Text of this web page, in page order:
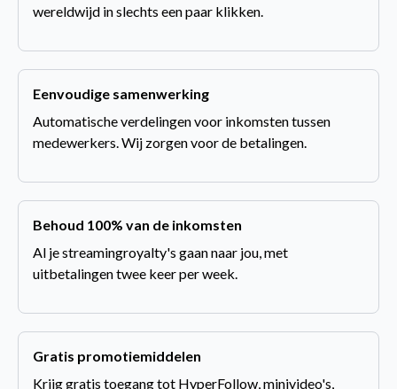
wereldwijd in slechts een paar klikken.
Eenvoudige samenwerking
Automatische verdelingen voor inkomsten tussen
medewerkers. Wij zorgen voor de betalingen.
Behoud 100% van de inkomsten
Al je streamingroyalty's gaan naar jou, met
uitbetalingen twee keer per week.
Gratis promotiemiddelen
Krijg gratis toegang tot HyperFollow, minivideo's,